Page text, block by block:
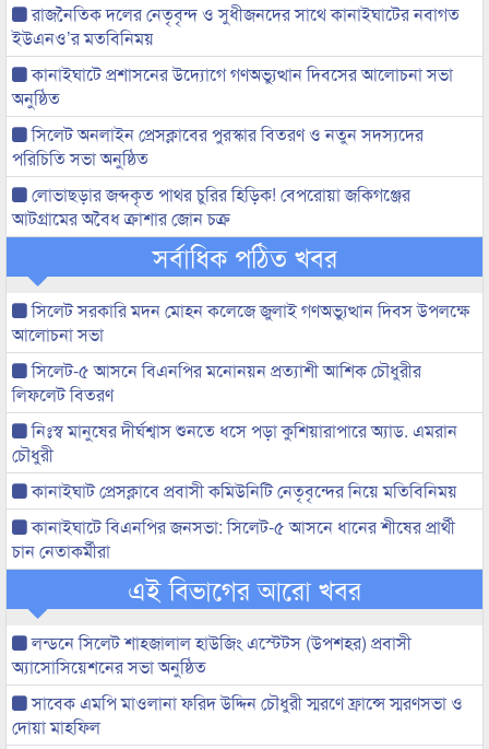
রাজনৈতিক দলের নেতৃবৃন্দ ও সুধীজনদের সাথে কানাইঘাটের নবাগত
ইউএনও’র মতবিনিময়
কানাইঘাটে প্রশাসনের উদ্যোগে গণঅভ্যুত্থান দিবসের আলোচনা সভা
অনুষ্ঠিত
সিলেট অনলাইন প্রেসক্লাবের পুরস্কার বিতরণ ও নতুন সদস্যদের
পরিচিতি সভা অনুষ্ঠিত
লোভাছড়ার জব্দকৃত পাথর চুরির হিড়িক! বেপরোয়া জকিগঞ্জের
আটগ্রামের অবৈধ ক্রাশার জোন চক্র
সর্বাধিক পঠিত খবর
সিলেট সরকারি মদন মোহন কলেজে জুলাই গণঅভ্যুত্থান দিবস উপলক্ষে
আলোচনা সভা
সিলেট-৫ আসনে বিএনপির মনোনয়ন প্রত্যাশী আশিক চৌধুরীর
লিফলেট বিতরণ
নিঃস্ব মানুষের দীর্ঘশ্বাস শুনতে ধসে পড়া কুশিয়ারাপারে অ্যাড. এমরান
চৌধুরী
কানাইঘাট প্রেসক্লাবে প্রবাসী কমিউনিটি নেতৃবৃন্দের নিয়ে মতিবিনিময়
কানাইঘাটে বিএনপির জনসভা: সিলেট-৫ আসনে ধানের শীষের প্রার্থী
চান নেতাকর্মীরা
এই বিভাগের আরো খবর
লন্ডনে সিলেট শাহজালাল হাউজিং এস্টেটস (উপশহর) প্রবাসী
অ্যাসোসিয়েশনের সভা অনুষ্ঠিত
সাবেক এমপি মাওলানা ফরিদ উদ্দিন চৌধুরী স্মরণে ফ্রান্সে স্মরণসভা ও
দোয়া মাহফিল